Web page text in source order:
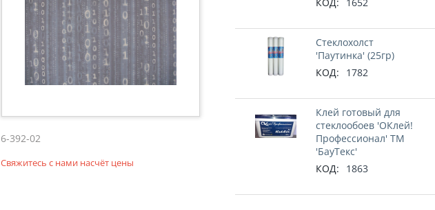
6-392-02
Свяжитесь с нами насчёт цены
Стеклохолст
'Паутинка' (25гр)
КОД:
1782
Клей готовый для
стеклообоев 'ОКлей!
Профессионал' ТМ
'БауТекс'
КОД:
1863